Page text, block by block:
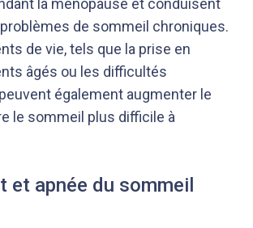
la ménopause et conduisent
de sommeil chroniques.
de vie, tels que la prise en
âgés ou les difficultés
également augmenter le
le sommeil plus difficile à
et apnée du sommeil